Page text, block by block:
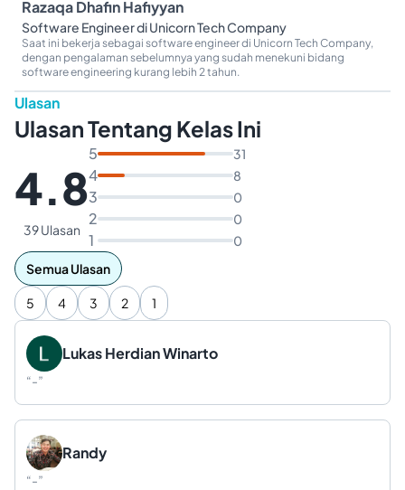
Razaqa Dhafin Hafiyyan
Software Engineer di Unicorn Tech Company
Saat ini bekerja sebagai software engineer di Unicorn Tech Company,
dengan pengalaman sebelumnya yang sudah menekuni bidang
software engineering kurang lebih 2 tahun.
Ulasan
Ulasan Tentang Kelas Ini
4.8
39 Ulasan
5 31
4 8
3 0
2 0
1
0
Semua Ulasan
5 4 3 2 1
Lukas Herdian Winarto
“-”
Randy
“-”